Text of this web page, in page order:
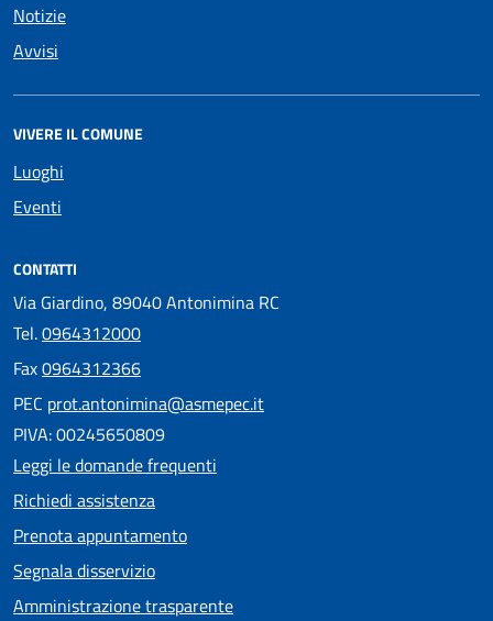
Notizie
Avvisi
VIVERE IL COMUNE
Luoghi
Eventi
CONTATTI
Via Giardino, 89040 Antonimina RC
Tel.0964312000
Fax0964312366
PEC prot.antonimina@asmepec.it
PIVA: 00245650809
Leggi le domande frequenti
Richiedi assistenza
Prenota appuntamento
Segnala disservizio
Amministrazione trasparente